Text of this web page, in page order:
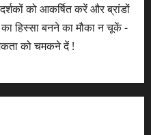
को आकर्षित करें और ब्रांडों
हिस्सा बनने का मौका न चूकें -
को चमकने दें !